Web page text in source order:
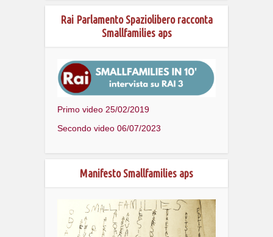
Rai Parlamento Spaziolibero racconta
Smallfamilies aps
Primo video 25/02/2019
Secondo video 06/07/2023
Manifesto Smallfamilies aps